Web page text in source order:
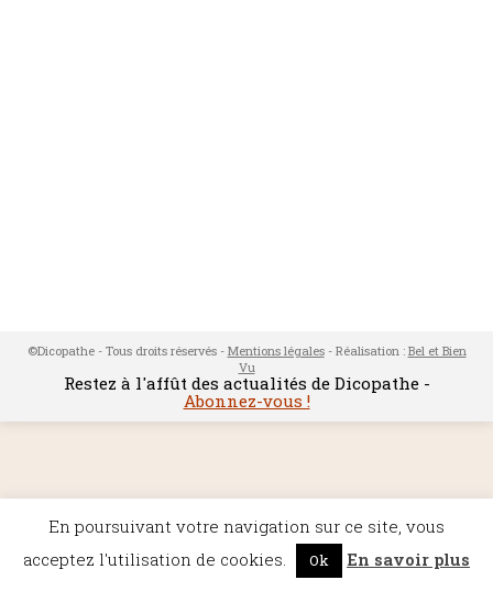
©Dicopathe - Tous droits réservés - Mentions légales- Réalisation : Bel et Bien
Vu
Restez à l'affût des actualités de Dicopathe -
Abonnez-vous !
En poursuivant votre navigation sur ce site, vous
acceptez l'utilisation de cookies.
Ok En savoir plus